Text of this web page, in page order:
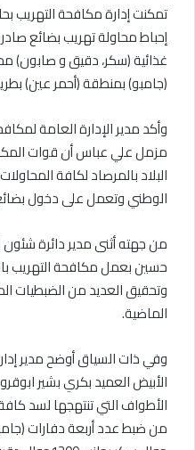
تمكنت إدارة مكافحة التهريب
إحباط محاولة تهريب بضائع
غذائية (سكر، دقيق و صابون)
(جامبو) بمنطقة (أحمر عين)
وأكد مدير الإدارة العامة
مزمل علي عباس أن قوات
البلاد بالمرصاد لكافة
الوطني وتعمل على دخول
من جهته أثنى مدير دائرة
حسين بعمل مكافحة التهريب
وتحقيق العديد من الضبطيات
الماضية.
وفي ذات السياق أوضح مدير
الأبيض العميد بكري بشير
الأطواف التي تنتهجها لسد